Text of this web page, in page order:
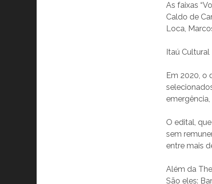
As faixas
Caldo de
Loca,
Itaú Cultural
Em 2020, o
O edital,
sem
entre mais
Além da
São eles: